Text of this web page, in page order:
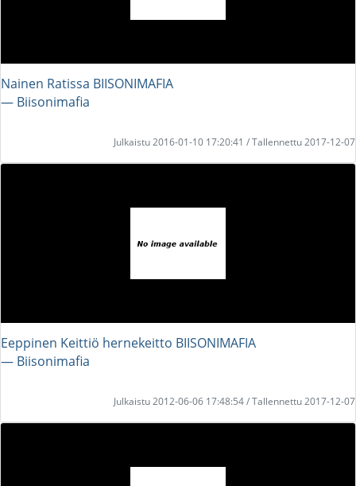
Nainen Ratissa BIISONIMAFIA
― Biisonimafia
Julkaistu 2016-01-10 17:20:41 / Tallennettu 2017-12-07
Eeppinen Keittiö hernekeitto BIISONIMAFIA
― Biisonimafia
Julkaistu 2012-06-06 17:48:54 / Tallennettu 2017-12-07